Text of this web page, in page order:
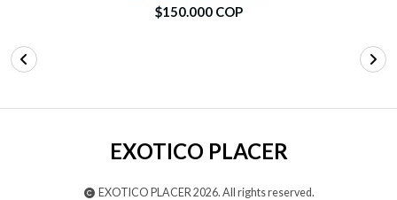
$150.000 COP
EXOTICO PLACER
EXOTICO PLACER 2026. All rights reserved.